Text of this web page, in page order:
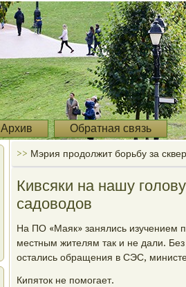
Архив Обратная связь
>> Мэрия продолжит борьбу за
Кивсяки на нашу
садоводов
На ПО «Маяк» занялись изучением
местным жителям так и не дали.
остались обращения в СЭС,
Кипяток не помогает.